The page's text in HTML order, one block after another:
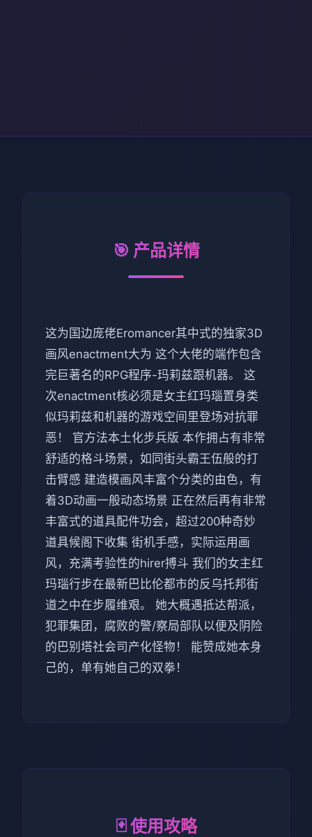
🎯 产品详情
这为国边庞佬Eromancer其中式的独家3D
画风enactment大为 这个大佬的端作包含
完巨著名的RPG程序-玛莉兹跟机器。 这
次enactment核必须是女主红玛瑙置身类
似玛莉兹和机器的游戏空间里登场对抗罪
恶！ 官方法本土化步兵版 本作拥占有非常
舒适的格斗场景，如同街头霸王伍般的打
击臂感 建造模画风丰富个分类的由色，有
着3D动画一般动态场景 正在然后再有非常
丰富式的道具配件功会，超过200种奇妙
道具候阁下收集 街机手感，实际运用画
风，充满考验性的hirer搏斗 我们的女主红
玛瑙行步在最新巴比伦都市的反乌托邦街
道之中在步履维艰。 她大概遇抵达帮派，
犯罪集团，腐败的警/察局部队以便及阴险
的巴别塔社会司产化怪物！ 能赞成她本身
己的，单有她自己的双拳！
🃏 使用攻略